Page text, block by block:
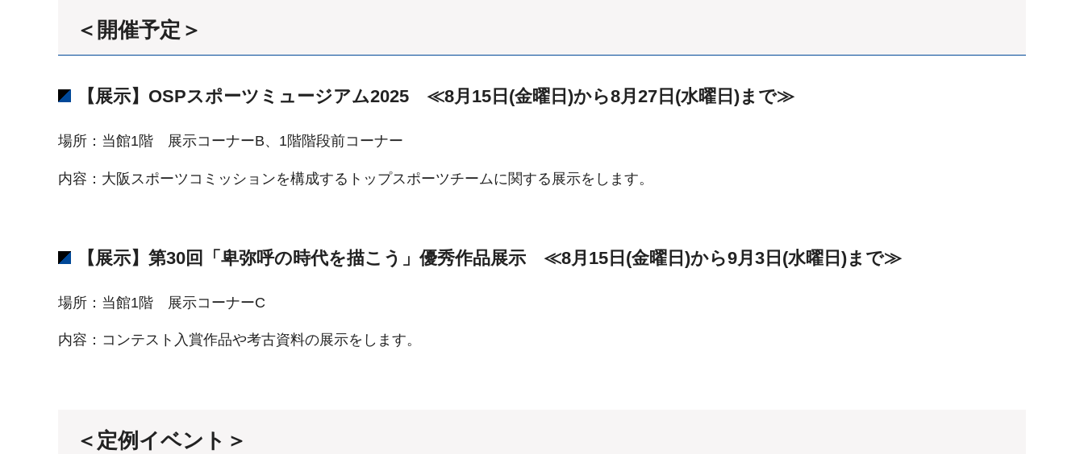
＜開催予定＞
【展示】ОSPスポーツミュージアム2025 ≪8月15日(金曜日)から8月27日(水曜日)まで≫
場所：当館1階 展示コーナーB、1階階段前コーナー
内容：大阪スポーツコミッションを構成するトップスポーツチームに関する展示をします。
【展示】第30回「卑弥呼の時代を描こう」優秀作品展示 ≪8月15日(金曜日)から9月3日(水曜日)まで≫
場所：当館1階 展示コーナーC
内容：コンテスト入賞作品や考古資料の展示をします。
＜定例イベント＞